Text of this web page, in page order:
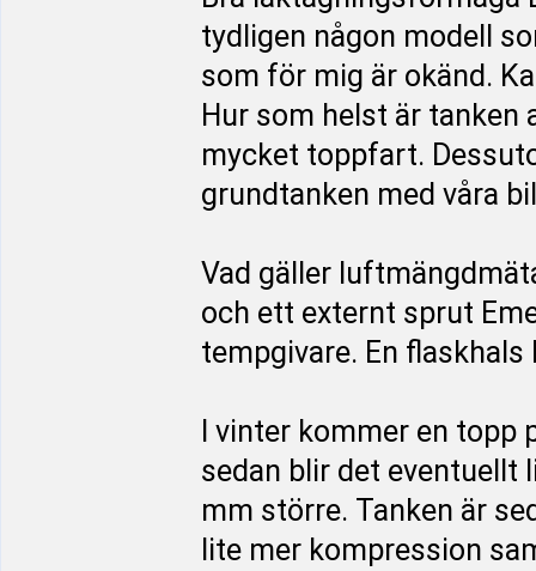
tydligen någon modell
som för mig är okänd.
Hur som helst är
mycket toppfart.
grundtanken med våra
Vad gäller
och ett externt sprut
tempgivare. En
I vinter kommer en
sedan blir det eventuellt
mm större. Tanken är
lite mer kompression